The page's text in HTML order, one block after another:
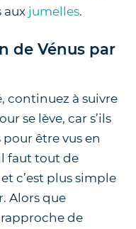
aux jumelles.
de Vénus par
continuez à suivre
se lève, car s’ils
être vus en
faut tout de
c’est plus simple
Alors que
rapproche de